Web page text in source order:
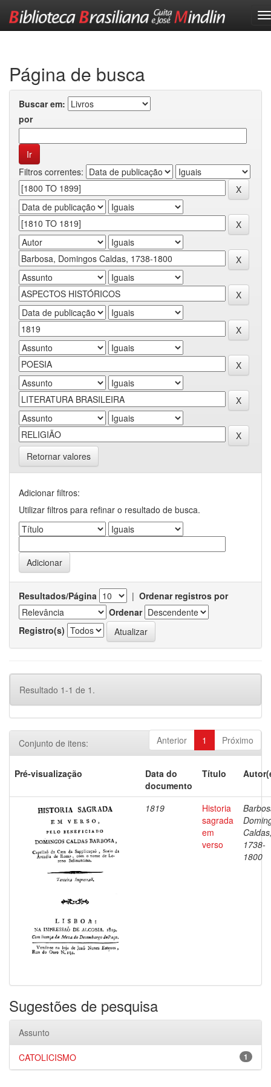
Página de busca
Buscar em:
por
Filtros correntes:
Retornar valores
Adicionar filtros:
Utilizar filtros para refinar o resultado de busca.
Resultados/Página | Ordenar registros por
Ordenar
Registro(s)
Resultado 1-1 de 1.
Anterior 1 Próximo
Conjunto de itens:
Pré-visualização
Data do
documento
Título
1819
Historia
sagrada
em
verso
1738-
1800
Sugestões de pesquisa
Assunto
1
CATOLICISMO